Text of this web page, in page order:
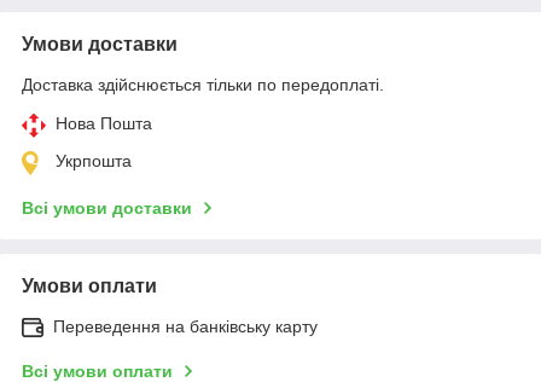
Умови доставки
Доставка здійснюється тільки по передоплаті.
Нова Пошта
Укрпошта
Всі умови доставки
Умови оплати
Переведення на банківську карту
Всі умови оплати